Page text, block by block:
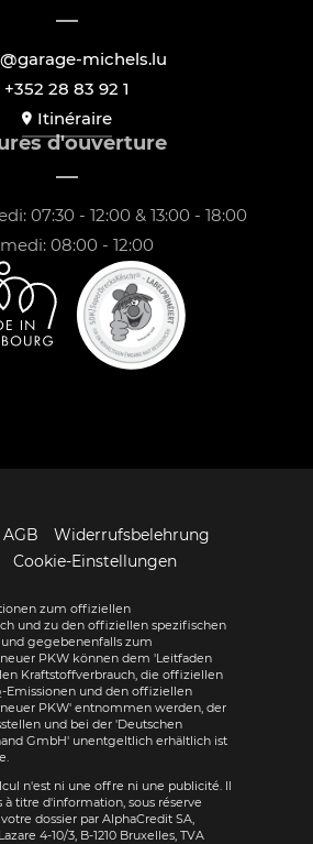
michels.lu
+352 28 83 92 1
Itinéraire
d'ouverture
07:30 - 12:00 & 13:00 - 18:00
08:00 - 12:00
AGB
Widerrufsbelehrung
Cookie-Einstellungen
zum offiziellen
und zu den offiziellen spezifischen
gegebenenfalls zum
PKW können dem 'Leitfaden
Kraftstoffverbrauch, die offiziellen
-Emissionen und den offiziellen
PKW' entnommen werden, der
und bei der 'Deutschen
GmbH' unentgeltlich erhältlich ist
n'est ni une offre ni une publicité. Il
à titre d'information, sous réserve
dossier par AlphaCredit SA,
4-10/3, B-1210 Bruxelles, TVA